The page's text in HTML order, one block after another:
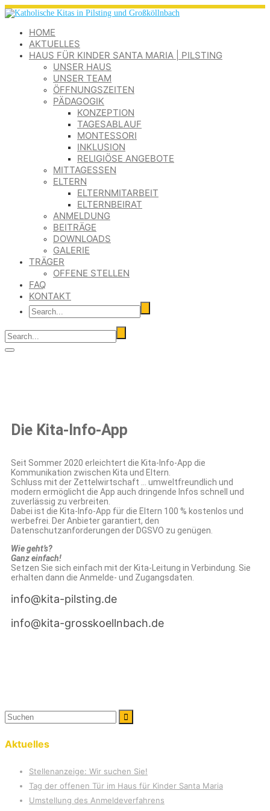
HOME
AKTUELLES
HAUS FÜR KINDER SANTA MARIA | PILSTING
UNSER HAUS
UNSER TEAM
ÖFFNUNGSZEITEN
PÄDAGOGIK
KONZEPTION
TAGESABLAUF
MONTESSORI
INKLUSION
RELIGIÖSE ANGEBOTE
MITTAGESSEN
ELTERN
ELTERNMITARBEIT
ELTERNBEIRAT
ANMELDUNG
BEITRÄGE
DOWNLOADS
GALERIE
TRÄGER
OFFENE STELLEN
FAQ
KONTAKT
Die Kita-Info-App
Seit Sommer 2020 erleichtert die Kita-Info-App die
Kommunikation zwischen Kita und Eltern.
Schluss mit der Zettelwirtschaft … umweltfreundlich und
modern ermöglicht die App auch dringende Infos schnell und
zuverlässig zu verbreiten.
Dabei ist die Kita-Info-App für die Eltern 100 % kostenlos und
werbefrei. Der Anbieter garantiert, den
Datenschutzanforderungen der DGSVO zu genügen.
Wie geht’s?
Ganz einfach!
Setzen Sie sich einfach mit der Kita-Leitung in Verbindung. Sie
erhalten dann die Anmelde- und Zugangsdaten.
info@kita-pilsting.de
info@kita-grosskoellnbach.de
Aktuelles
Stellenanzeige: Wir suchen Sie!
Tag der offenen Tür im Haus für Kinder Santa Maria
Umstellung des Anmeldeverfahrens